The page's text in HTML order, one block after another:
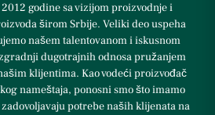
godine sa vizijom proizvodnje i
širom Srbije. Veliki deo uspeha
našem talentovanom i iskusnom
dugotrajnih odnosa pružanjem
klijentima. Kao vodeći proizvođač
nameštaja, ponosni smo što imamo
potrebe naših klijenata na